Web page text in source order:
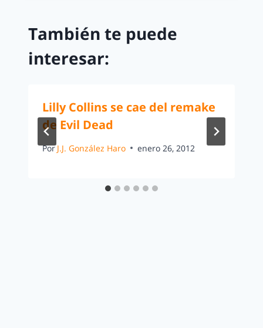
También te puede
interesar:
Lilly Collins se cae del remake
de Evil Dead
Por J.J. González Haro enero 26, 2012